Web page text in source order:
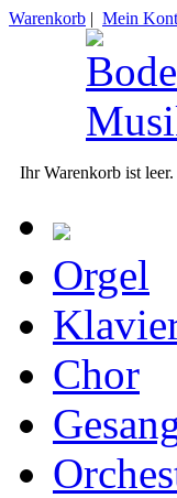
Warenkorb | Mein
Ihr Warenkorb ist leer.
Orgel
Chor